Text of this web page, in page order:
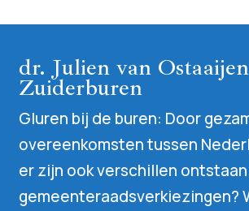
dr. Julien van
Zuiderburen
Gluren bij de buren: Door
overeenkomsten tussen
er zijn ook verschillen
gemeenteraadsverkiezingen?